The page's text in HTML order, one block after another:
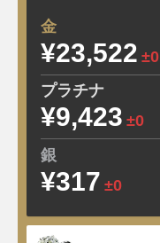
金
¥23,522 ±0
プラチナ
¥9,423 ±0
銀
¥317 ±0